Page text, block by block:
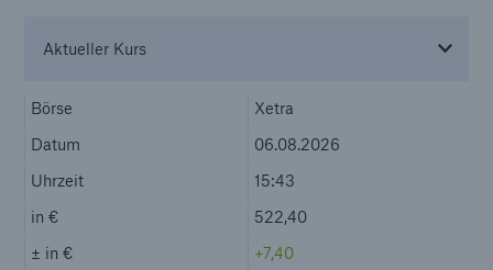
50 %
Geschätzte globale wirtschaftliche Kosten der
Internetkriminalität